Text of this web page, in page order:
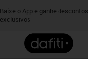
Baixe o App e ganhe descontos
exclusivos